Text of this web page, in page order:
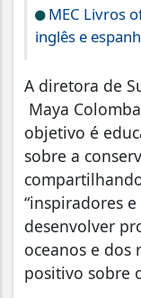
MEC Livros
inglês e
A diretora de
Maya
objetivo é
sobre a
“inspiradores
desenvolver
oceanos e dos
positivo sobre